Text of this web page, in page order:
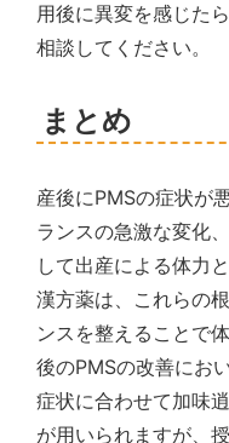
用後に異変を感じた
相談してください。
まとめ
産後にPMSの症状が
ランスの急激な変化
して出産による体力
漢方薬は、これらの
ンスを整えることで
後のPMSの改善にお
症状に合わせて加味
が用いられますが、